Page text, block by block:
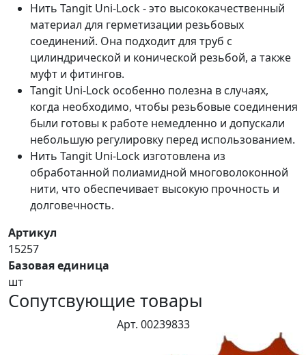
Нить Tangit Uni-Lock - это высококачественный
материал для герметизации резьбовых
соединений. Она подходит для труб с
цилиндрической и конической резьбой, а также
муфт и фитингов.
Tangit Uni-Lock особенно полезна в случаях,
когда необходимо, чтобы резьбовые соединения
были готовы к работе немедленно и допускали
небольшую регулировку перед использованием.
Нить Tangit Uni-Lock изготовлена из
обработанной полиамидной многоволоконной
нити, что обеспечивает высокую прочность и
долговечность.
Артикул
15257
Базовая единица
шт
Сопутсвующие товары
Арт. 00239833